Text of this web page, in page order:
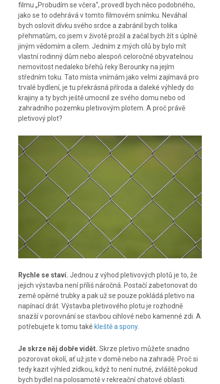
filmu „Probudím se včera“, provedl bych něco podobného,
jako se to odehrává v tomto filmovém snímku. Neváhal
bych oslovit dívku svého srdce a zabránil bych tolika
přehmatům, co jsem v životě prožil a začal bych žít s úplně
jiným vědomím a cílem. Jedním z mých cílů by bylo mít
vlastní rodinný dům nebo alespoň celoročně obyvatelnou
nemovitost nedaleko břehů řeky Berounky na jejím
středním toku. Tato místa vnímám jako velmi zajímavá pro
trvalé bydlení, je tu překrásná příroda a daleké výhledy do
krajiny a ty bych ještě umocnil ze svého domu nebo od
zahradního pozemku pletivovým plotem. A proč právě
pletivový plot?
Rychle se staví. Jednou z výhod pletivových plotů je to, že
jejich výstavba není příliš náročná. Postačí zabetonovat do
země opěrné trubky a pak už se pouze pokládá pletivo na
napínací drát. Výstavba pletivového plotu je rozhodně
snazší v porovnání se stavbou cihlové nebo kamenné zdi. A
potřebujete k tomu také kleště a spony.
Je skrze něj dobře vidět. Skrze pletivo můžete snadno
pozorovat okolí, ať už jste v domě nebo na zahradě. Proč si
tedy kazit výhled zídkou, když to není nutné, zvláště pokud
bych bydlel na polosamotě v rekreační chatové oblasti.